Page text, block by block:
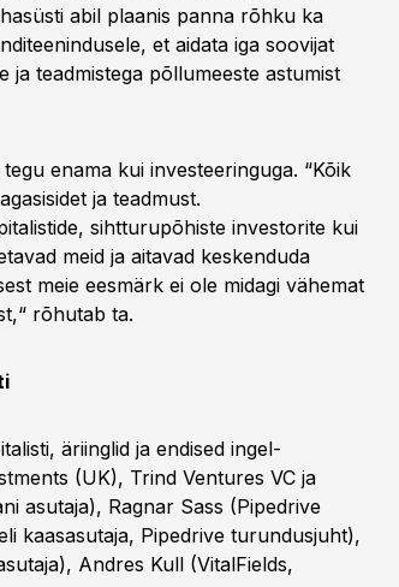
abil plaanis panna rõhku ka
et aidata iga soovijat
ja teadmistega põllumeeste astumist
enama kui investeeringuga. “Kõik
ja teadmust.
sihtturupõhiste investorite kui
meid ja aitavad keskenduda
meie eesmärk ei ole midagi vähemat
rõhutab ta.
äriinglid ja endised ingel-
(UK), Trind Ventures VC ja
asutaja), Ragnar Sass (Pipedrive
kaasasutaja, Pipedrive turundusjuht),
Andres Kull (VitalFields,